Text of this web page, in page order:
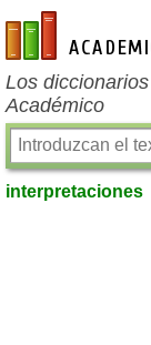
es-academic.com
Los
Académico
interpretaciones